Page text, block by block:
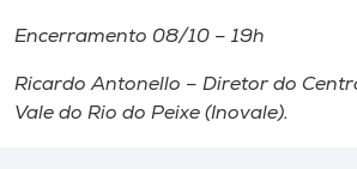
Encerramento 08/10 – 19h
Ricardo Antonello – Diretor do
Vale do Rio do Peixe (Inovale).